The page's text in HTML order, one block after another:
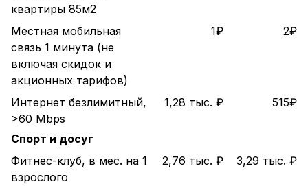
квартиры 85м2
Местная мобильная
связь 1 минута (не
включая скидок и
акционных тарифов)
1₽ 2₽
Интернет безлимитный,
>60 Mbps
1,28 тыс. ₽ 515₽
Спорт и досуг
Фитнес-клуб, в мес. на 1
взрослого
2,76 тыс. ₽ 3,29 тыс. ₽